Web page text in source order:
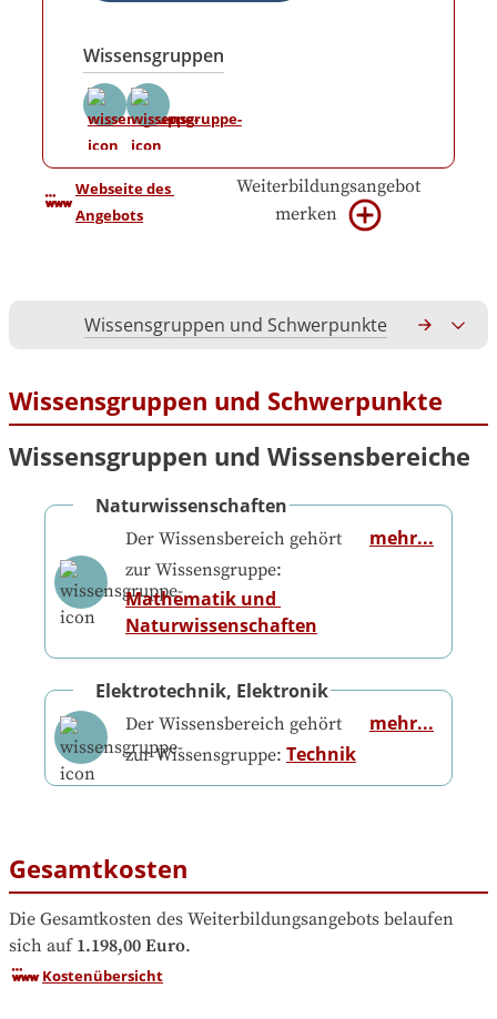
Wissensgruppen
Webseite des
Angebots
Weiterbildungsangebot
merken
Wissensgruppen und Schwerpunkte
Wissensgruppen und Schwerpunkte
Wissensgruppen und Wissensbereiche
Naturwissenschaften
Der Wissensbereich gehört
zur Wissensgruppe:
Mathematik und
Naturwissenschaften
mehr...
Elektrotechnik, Elektronik
Der Wissensbereich gehört
zur Wissensgruppe: Technik
mehr...
Gesamtkosten
Die Gesamtkosten des Weiterbildungsangebots belaufen
sich auf 1.198,00 Euro.
Kostenübersicht